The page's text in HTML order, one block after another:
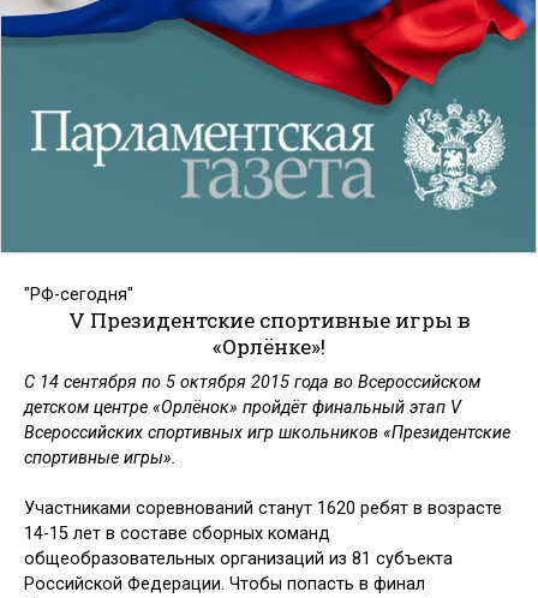
"РФ-сегодня"
V Президентские спортивные игры в
«Орлёнке»!
С 14 сентября по 5 октября 2015 года во Всероссийском
детском центре «Орлёнок» пройдёт финальный этап V
Всероссийских спортивных игр школьников «Президентские
спортивные игры».
Участниками соревнований станут 1620 ребят в возрасте
14-15 лет в составе сборных команд
общеобразовательных организаций из 81 субъекта
Российской Федерации. Чтобы попасть в финал